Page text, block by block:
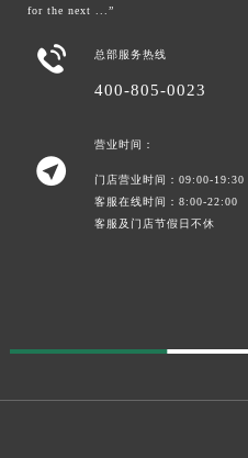
for the next ...”
 总部服务热线
400-805-0023

营业时间：
门店营业时间：09:00-19:30
客服在线时间：8:00-22:00
客服及门店节假日不休